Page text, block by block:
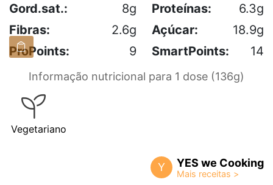
Gord.sat.:
8g Proteínas:
6.3g
Fibras:
2.6g Açúcar:
18.9g
ProPoints:
9 SmartPoints: 14
Informação nutricional para 1 dose (136g)
Vegetariano
Y YES we Cooking